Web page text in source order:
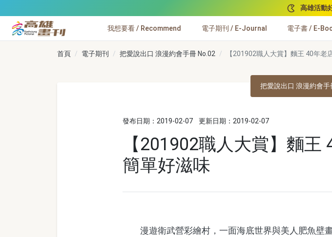
高雄活動
高雄畫刊
我想要看 / Recommend 電子期刊 / E-Journal 電子書 / E-
首頁 電子期刊 把愛說出口 浪漫約會手冊 No.02 【201902職人大賞】麵王 40年老
把愛說出口 浪漫約會手
發布日期：2019-02-07 更新日期：2019-02-07
【201902職人大賞】麵
簡單好滋味
漫遊衛武營彩繪村，一面海底世界與美人肥魚壁